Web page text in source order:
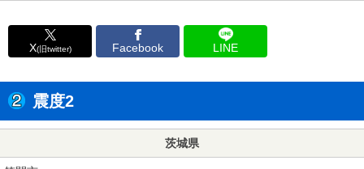
X(旧twitter) Facebook LINE
震度2
茨城県